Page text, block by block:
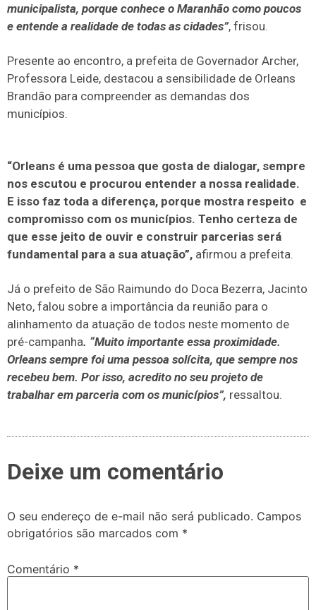
municipalista, porque conhece o Maranhão como poucos
e entende a realidade de todas as cidades”, frisou.
Presente ao encontro, a prefeita de Governador Archer,
Professora Leide, destacou a sensibilidade de Orleans
Brandão para compreender as demandas dos
municípios.
“Orleans é uma pessoa que gosta de dialogar, sempre
nos escutou e procurou entender a nossa realidade.
E isso faz toda a diferença, porque mostra respeito e
compromisso com os municípios. Tenho certeza de
que esse jeito de ouvir e construir parcerias será
fundamental para a sua atuação”, afirmou a prefeita.
Já o prefeito de São Raimundo do Doca Bezerra, Jacinto
Neto, falou sobre a importância da reunião para o
alinhamento da atuação de todos neste momento de
pré-campanha. “Muito importante essa proximidade.
Orleans sempre foi uma pessoa solícita, que sempre nos
recebeu bem. Por isso, acredito no seu projeto de
trabalhar em parceria com os municípios”, ressaltou.
Deixe um comentário
O seu endereço de e-mail não será publicado. Campos
obrigatórios são marcados com *
Comentário *